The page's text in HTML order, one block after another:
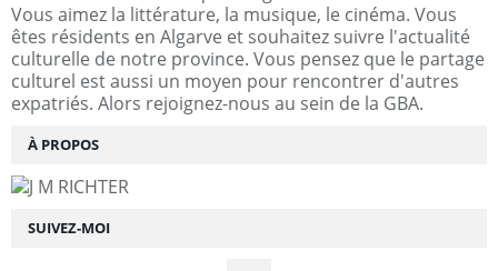
SUIVEZ-MOI
Vous aimez la littérature, la musique, le cinéma. Vous
êtes résidents en Algarve et souhaitez suivre l'actualité
culturelle de notre province. Vous pensez que le partage
culturel est aussi un moyen pour rencontrer d'autres
expatriés. Alors rejoignez-nous au sein de la GBA.
À PROPOS